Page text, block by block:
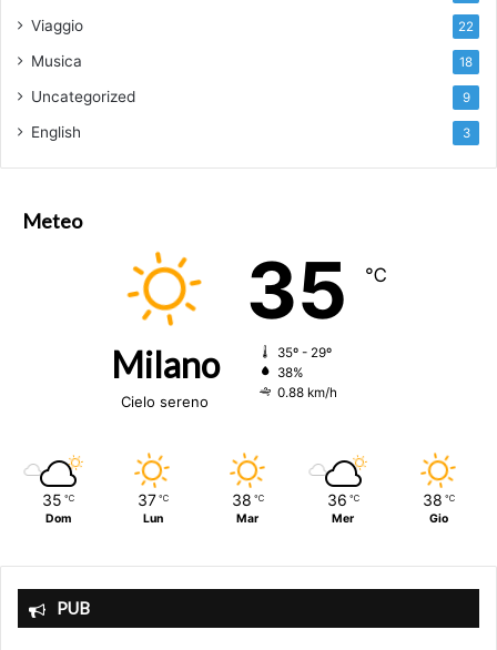
Viaggio 22
Musica 18
Uncategorized 9
English 3
Meteo
Milano
Cielo sereno
35 ℃
35º - 29º
38%
0.88 km/h
35 ℃
Dom
37 ℃
Lun
38 ℃
Mar
36 ℃
Mer
38 ℃
Gio
PUB